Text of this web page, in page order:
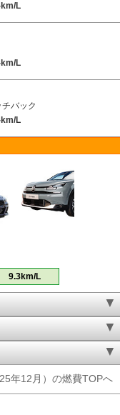
L
L
バック
L
9.3km/L
年12月）の燃費TOPへ